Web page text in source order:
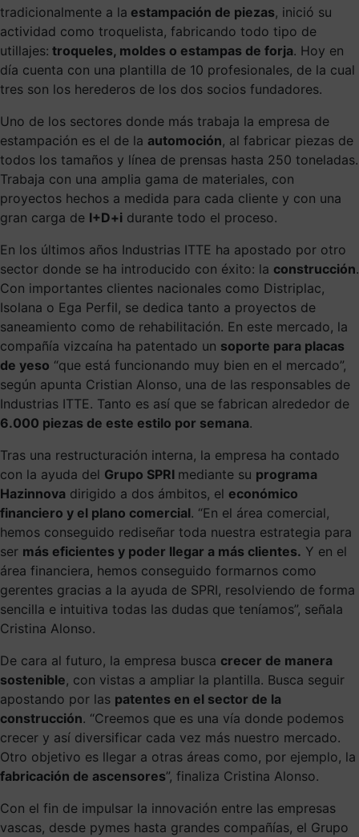
tradicionalmente a la estampación de piezas, inició su
actividad como troquelista, fabricando todo tipo de
utillajes: troqueles, moldes o estampas de forja. Hoy en
día cuenta con una plantilla de 10 profesionales, de la cual
tres son los herederos de los dos socios fundadores.
Uno de los sectores donde más trabaja la empresa de
estampación es el de la automoción, al fabricar piezas de
todos los tamaños y línea de prensas hasta 250 toneladas.
Trabaja con una amplia gama de materiales, con
proyectos hechos a medida para cada cliente y con una
gran carga de I+D+i durante todo el proceso.
En los últimos años Industrias ITTE ha apostado por otro
sector donde se ha introducido con éxito: la construcción.
Con importantes clientes nacionales como Distriplac,
Isolana o Ega Perfil, se dedica tanto a proyectos de
saneamiento como de rehabilitación. En este mercado, la
compañía vizcaína ha patentado un soporte para placas
de yeso “que está funcionando muy bien en el mercado”,
según apunta Cristian Alonso, una de las responsables de
Industrias ITTE. Tanto es así que se fabrican alrededor de
6.000 piezas de este estilo por semana.
Tras una restructuración interna, la empresa ha contado
con la ayuda del Grupo SPRI mediante su programa
Hazinnova dirigido a dos ámbitos, el económico
financiero y el plano comercial. “En el área comercial,
hemos conseguido rediseñar toda nuestra estrategia para
ser más eficientes y poder llegar a más clientes. Y en el
área financiera, hemos conseguido formarnos como
gerentes gracias a la ayuda de SPRI, resolviendo de forma
sencilla e intuitiva todas las dudas que teníamos”, señala
Cristina Alonso.
De cara al futuro, la empresa busca crecer de manera
sostenible, con vistas a ampliar la plantilla. Busca seguir
apostando por las patentes en el sector de la
construcción. “Creemos que es una vía donde podemos
crecer y así diversificar cada vez más nuestro mercado.
Otro objetivo es llegar a otras áreas como, por ejemplo, la
fabricación de ascensores”, finaliza Cristina Alonso.
Con el fin de impulsar la innovación entre las empresas
vascas, desde pymes hasta grandes compañías, el Grupo